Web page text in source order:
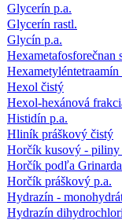
Glycerín p.a.
Glycerín rastl.
Glycín p.a.
Hexametafosforečnan
Hexol čistý
Hexol-hexánová
Histidín p.a.
Hliník práškový čistý
Horčík kusový - piliny
Horčík podľa Grinarda
Horčík práškový p.a.
Hydrazín -
Hydrazín